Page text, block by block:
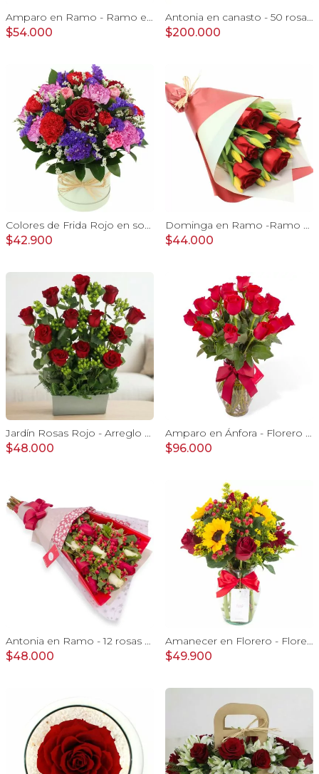
Amparo en Ramo - Ramo extendido 18 rosas blanco y rojo
$54.000
Antonia en canasto - 50 rosas rojo y blanco e hypericum
$200.000
Colores de Frida Rojo en sombrerero - Arreglo floral con rosas, claveles, estate y limonium
$42.900
Dominga en Ramo -Ramo de Rosas Rojo y Tulipanes amarillo
$44.000
Jardín Rosas Rojo - Arreglo con 12 rosas rojo e hypericum
$48.000
Amparo en Ánfora - Florero 24 rosas ecuatorianas rojo
$96.000
Antonia en Ramo - 12 rosas mix blanco y rojo con hypericum
$48.000
Amanecer en Florero - Florero con girasoles, rosas rojo e hypericum
$49.900